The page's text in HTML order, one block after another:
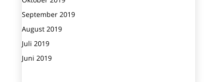
September 2019
August 2019
Juli 2019
Juni 2019